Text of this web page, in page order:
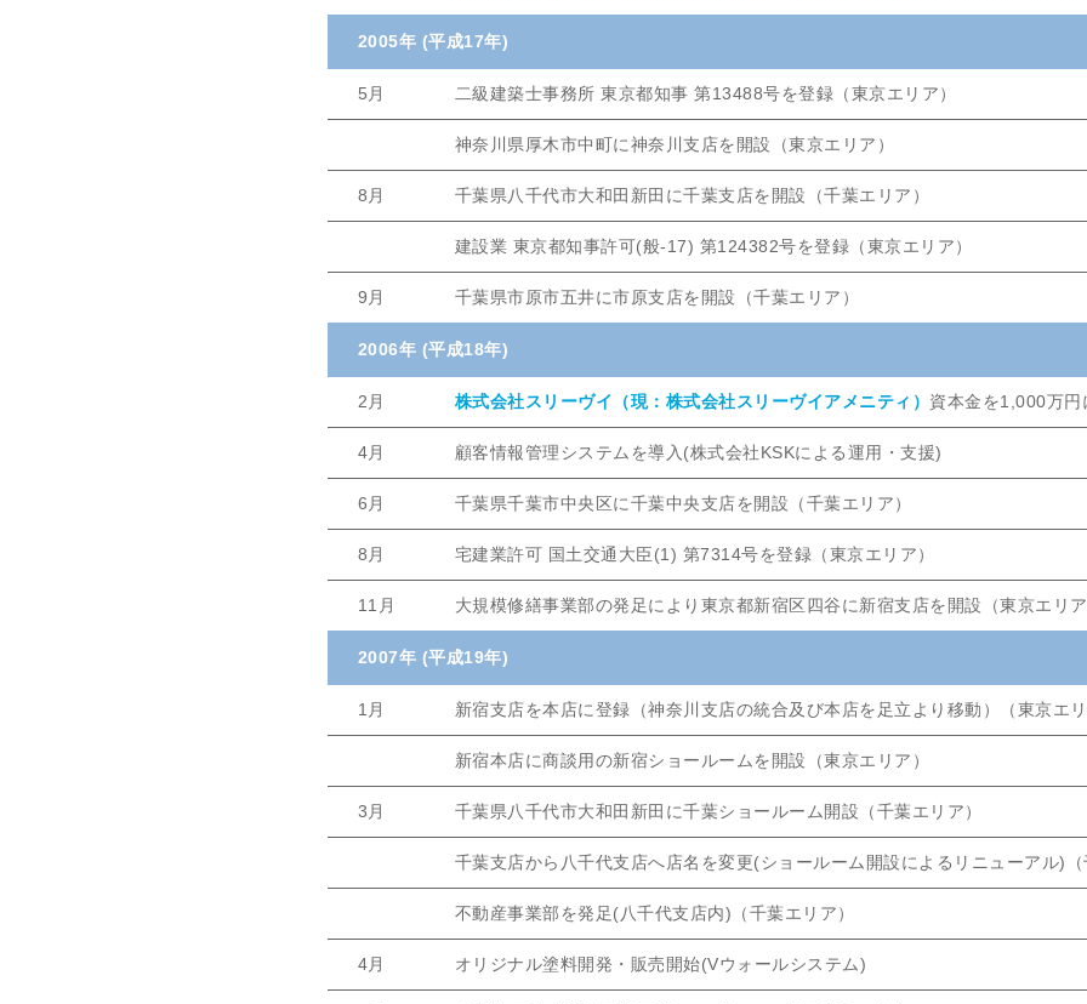
2005年 (平成17年)
5月 二級建築士事務所 東京都知事 第13488号を登録（東京エリア）
神奈川県厚木市中町に神奈川支店を開設（東京エリア）
8月 千葉県八千代市大和田新田に千葉支店を開設（千葉エリア）
建設業 東京都知事許可(般-17) 第124382号を登録（東京エリア）
9月 千葉県市原市五井に市原支店を開設（千葉エリア）
2006年 (平成18年)
2月 株式会社スリーヴイ（現：株式会社スリーヴイアメニティ） 資本金を1,000万円
4月 顧客情報管理システムを導入(株式会社KSKによる運用・支援)
6月 千葉県千葉市中央区に千葉中央支店を開設（千葉エリア）
8月 宅建業許可 国土交通大臣(1) 第7314号を登録（東京エリア）
11月 大規模修繕事業部の発足により東京都新宿区四谷に新宿支店を開設（東京エリ
2007年 (平成19年)
1月 新宿支店を本店に登録（神奈川支店の統合及び本店を足立より移動）（東京エ
新宿本店に商談用の新宿ショールームを開設（東京エリア）
3月 千葉県八千代市大和田新田に千葉ショールーム開設（千葉エリア）
千葉支店から八千代支店へ店名を変更(ショールーム開設によるリニューアル)
不動産事業部を発足(八千代支店内)（千葉エリア）
4月 オリジナル塗料開発・販売開始(Vウォールシステム)